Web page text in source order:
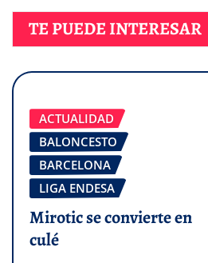
TE PUEDE INTERESAR
ACTUALIDAD
BALONCESTO
BARCELONA
LIGA ENDESA
Mirotic se convierte en
culé